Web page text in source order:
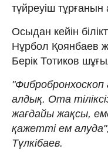
түйреуіш тұрғанын
Осыдан кейін
Нұрбол Қоянбаев
Берік Тотиков
алдық. Ота
жағдайы жақсы,
қажетті ем
Түлкібаев.